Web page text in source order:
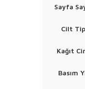
Sayfa
Cilt
Kağıt
Basım